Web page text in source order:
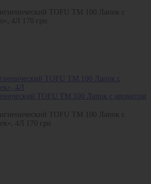
TOFU ТМ 100 Лапок с
4Л 170 грн
TOFU ТМ 100 Лапок с ароматом
TOFU ТМ 100 Лапок с
4Л 170 грн